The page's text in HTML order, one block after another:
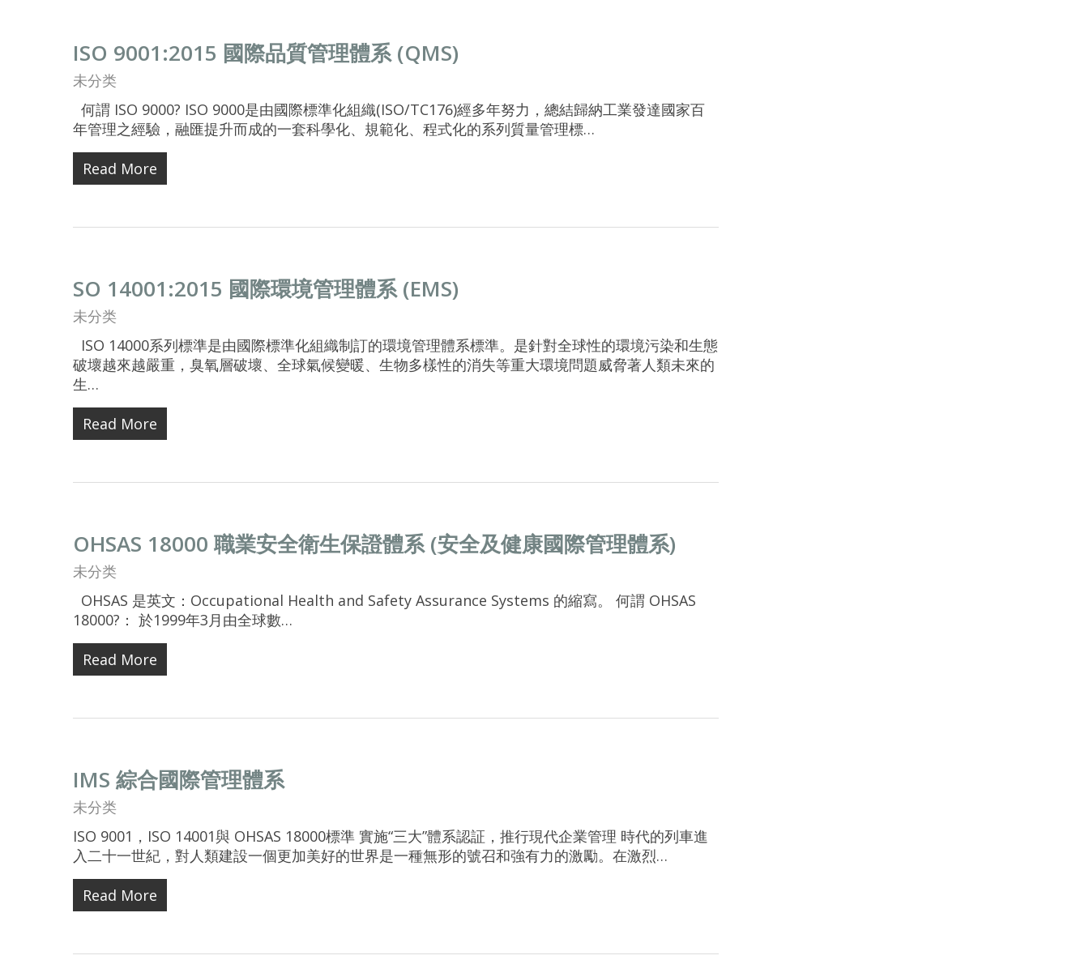
ISO 9001:2015 國際品質管理體系 (QMS)
未分类
何謂 ISO 9000? ISO 9000是由國際標準化組織(ISO/TC176)經多年努力，總結歸納工業發達國家百
年管理之經驗，融匯提升而成的一套科學化、規範化、程式化的系列質量管理標…
Read More
SO 14001:2015 國際環境管理體系 (EMS)
未分类
ISO 14000系列標準是由國際標準化組織制訂的環境管理體系標準。是針對全球性的環境污染和生態
破壞越來越嚴重，臭氧層破壞、全球氣候變暖、生物多樣性的消失等重大環境問題威脅著人類未來的
生…
Read More
OHSAS 18000 職業安全衛生保證體系 (安全及健康國際管理體系)
未分类
OHSAS 是英文：Occupational Health and Safety Assurance Systems 的縮寫。 何謂 OHSAS
18000?： 於1999年3月由全球數…
Read More
IMS 綜合國際管理體系
未分类
ISO 9001，ISO 14001與 OHSAS 18000標準 實施“三大”體系認証，推行現代企業管理 時代的列車進
入二十一世紀，對人類建設一個更加美好的世界是一種無形的號召和強有力的激勵。在激烈…
Read More